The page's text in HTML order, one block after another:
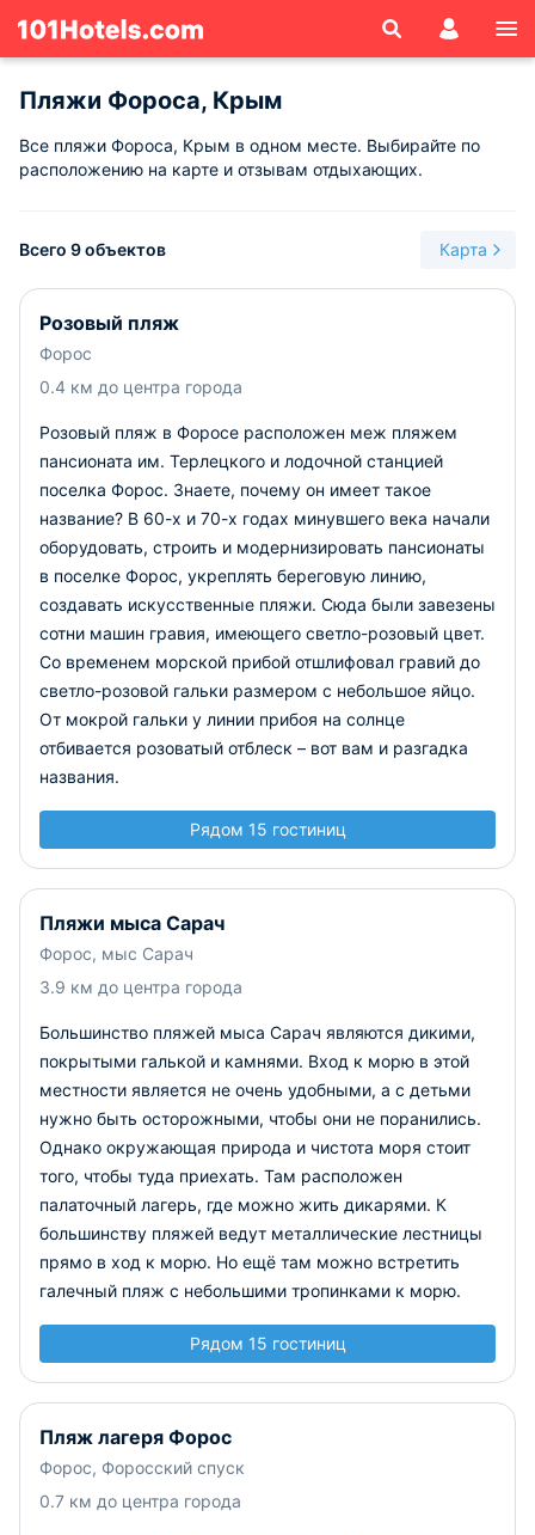
Пляжи Фороса, Крым
Все пляжи Фороса, Крым в одном месте. Выбирайте по
расположению на карте и отзывам отдыхающих.
Всего 9 объектов Карта
Розовый пляж
Форос
0.4 км до центра города
Розовый пляж в Форосе расположен меж пляжем
пансионата им. Терлецкого и лодочной станцией
поселка Форос. Знаете, почему он имеет такое
название? В 60-х и 70-х годах минувшего века начали
оборудовать, строить и модернизировать пансионаты
в поселке Форос, укреплять береговую линию,
создавать искусственные пляжи. Сюда были завезены
сотни машин гравия, имеющего светло-розовый цвет.
Со временем морской прибой отшлифовал гравий до
светло-розовой гальки размером с небольшое яйцо.
От мокрой гальки у линии прибоя на солнце
отбивается розоватый отблеск – вот вам и разгадка
названия.
Рядом 15 гостиниц
Пляжи мыса Сарач
Форос, мыс Сарач
3.9 км до центра города
Большинство пляжей мыса Сарач являются дикими,
покрытыми галькой и камнями. Вход к морю в этой
местности является не очень удобными, а с детьми
нужно быть осторожными, чтобы они не поранились.
Однако окружающая природа и чистота моря стоит
того, чтобы туда приехать. Там расположен
палаточный лагерь, где можно жить дикарями. К
большинству пляжей ведут металлические лестницы
прямо в ход к морю. Но ещё там можно встретить
галечный пляж с небольшими тропинками к морю.
Рядом 15 гостиниц
Пляж лагеря Форос
Форос, Форосский спуск
0.7 км до центра города